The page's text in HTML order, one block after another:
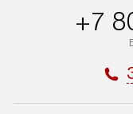
доставки у
оформлении
В оговоренный
+7